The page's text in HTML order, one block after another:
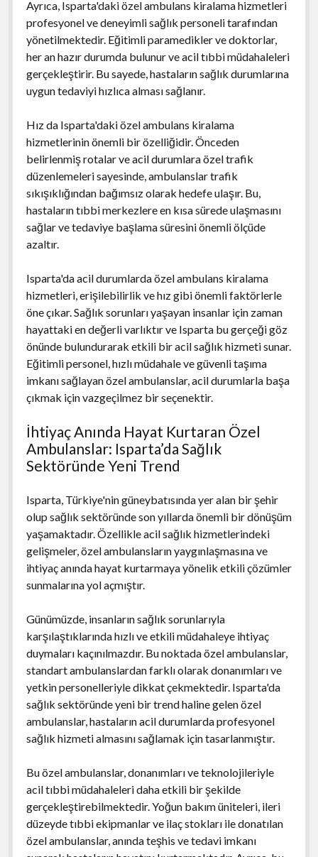
Ayrıca, Isparta'daki özel ambulans kiralama hizmetleri
profesyonel ve deneyimli sağlık personeli tarafından
yönetilmektedir. Eğitimli paramedikler ve doktorlar,
her an hazır durumda bulunur ve acil tıbbi müdahaleleri
gerçekleştirir. Bu sayede, hastaların sağlık durumlarına
uygun tedaviyi hızlıca alması sağlanır.
Hız da Isparta'daki özel ambulans kiralama
hizmetlerinin önemli bir özelliğidir. Önceden
belirlenmiş rotalar ve acil durumlara özel trafik
düzenlemeleri sayesinde, ambulanslar trafik
sıkışıklığından bağımsız olarak hedefe ulaşır. Bu,
hastaların tıbbi merkezlere en kısa sürede ulaşmasını
sağlar ve tedaviye başlama süresini önemli ölçüde
azaltır.
Isparta'da acil durumlarda özel ambulans kiralama
hizmetleri, erişilebilirlik ve hız gibi önemli faktörlerle
öne çıkar. Sağlık sorunları yaşayan insanlar için zaman
hayattaki en değerli varlıktır ve Isparta bu gerçeği göz
önünde bulundurarak etkili bir acil sağlık hizmeti sunar.
Eğitimli personel, hızlı müdahale ve güvenli taşıma
imkanı sağlayan özel ambulanslar, acil durumlarla başa
çıkmak için vazgeçilmez bir seçenektir.
İhtiyaç Anında Hayat Kurtaran Özel
Ambulanslar: Isparta’da Sağlık
Sektöründe Yeni Trend
Isparta, Türkiye'nin güneybatısında yer alan bir şehir
olup sağlık sektöründe son yıllarda önemli bir dönüşüm
yaşamaktadır. Özellikle acil sağlık hizmetlerindeki
gelişmeler, özel ambulansların yaygınlaşmasına ve
ihtiyaç anında hayat kurtarmaya yönelik etkili çözümler
sunmalarına yol açmıştır.
Günümüzde, insanların sağlık sorunlarıyla
karşılaştıklarında hızlı ve etkili müdahaleye ihtiyaç
duymaları kaçınılmazdır. Bu noktada özel ambulanslar,
standart ambulanslardan farklı olarak donanımları ve
yetkin personelleriyle dikkat çekmektedir. Isparta'da
sağlık sektöründe yeni bir trend haline gelen özel
ambulanslar, hastaların acil durumlarda profesyonel
sağlık hizmeti almasını sağlamak için tasarlanmıştır.
Bu özel ambulanslar, donanımları ve teknolojileriyle
acil tıbbi müdahaleleri daha etkili bir şekilde
gerçekleştirebilmektedir. Yoğun bakım üniteleri, ileri
düzeyde tıbbi ekipmanlar ve ilaç stokları ile donatılan
özel ambulanslar, anında teşhis ve tedavi imkanı